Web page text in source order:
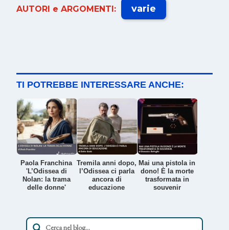
AUTORI e ARGOMENTI: varie
TI POTREBBE INTERESSARE ANCHE:
Paola Franchina
'L’Odissea di
Nolan: la trama
delle donne'
Tremila anni dopo,
l’Odissea ci parla
ancora di
educazione
Mai una pistola in
dono! È la morte
trasformata in
souvenir